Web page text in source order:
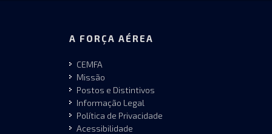
A FORÇA AÉREA
CEMFA
Missão
Postos e Distintivos
Informação Legal
Política de Privacidade
Acessibilidade